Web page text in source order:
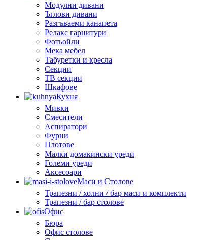
Модулни дивани
Ъглови дивани
Разгъваеми канапета
Релакс гарнитури
Фотьойли
Мека мебел
Табуретки и кресла
Секции
ТВ секции
Шкафове
Кухня
Мивки
Смесители
Аспиратори
Фурни
Плотове
Малки домакински уреди
Големи уреди
Аксесоари
Маси и Столове
Трапезни / холни / бар маси и комплекти
Трапезни / бар столове
Офис
Бюра
Офис столове